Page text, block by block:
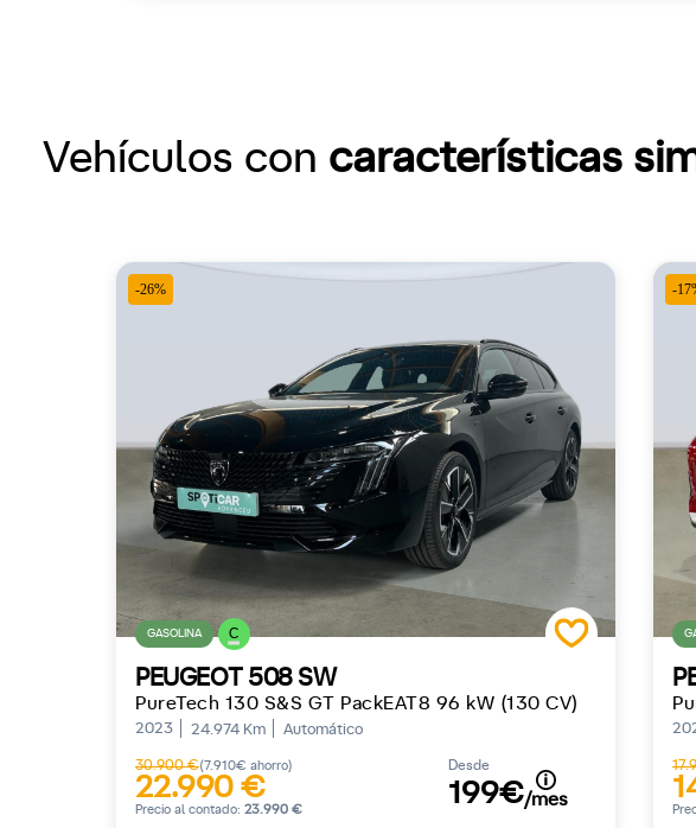
Vehículos con características
-26%
GASOLINA C
PEUGEOT 508 SW
PureTech 130 S&S GT PackEAT8 96 kW (130 CV)
2023 24.974 Km Automático
30.900 €(7.910€ ahorro)
22.990 €
Precio al contado: 23.990 €
Desde
199€/mes
-